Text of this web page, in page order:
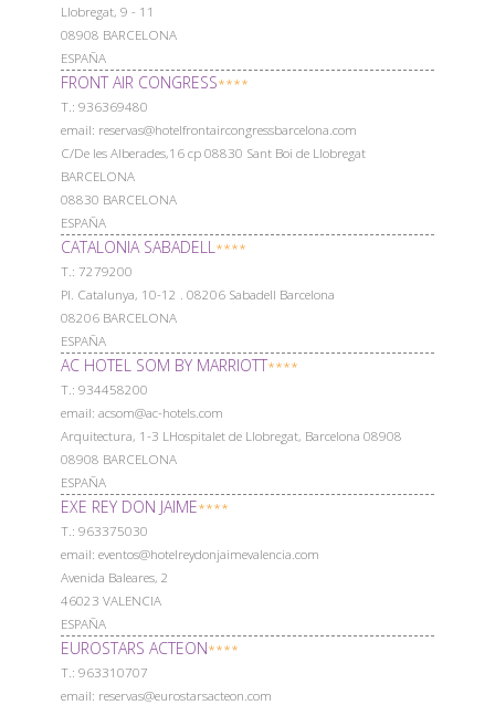
Llobregat, 9 - 11
08908 BARCELONA
ESPAÑA
FRONT AIR CONGRESS****
Т.: 936369480
email: reservas@hotelfrontaircongressbarcelona.com
C/De les Alberades,16 cp 08830 Sant Boi de Llobregat
BARCELONA
08830 BARCELONA
ESPAÑA
CATALONIA SABADELL ****
Т.: 7279200
Pl. Catalunya, 10-12 . 08206 Sabadell Barcelona
08206 BARCELONA
ESPAÑA
AC HOTEL SOM BY MARRIOTT****
Т.: 934458200
email: acsom@ac-hotels.com
Arquitectura, 1-3 LHospitalet de Llobregat, Barcelona 08908
08908 BARCELONA
ESPAÑA
EXE REY DON JAIME****
Т.: 963375030
email: eventos@hotelreydonjaimevalencia.com
Avenida Baleares, 2
46023 VALENCIA
ESPAÑA
EUROSTARS ACTEON****
Т.: 963310707
email: reservas@eurostarsacteon.com